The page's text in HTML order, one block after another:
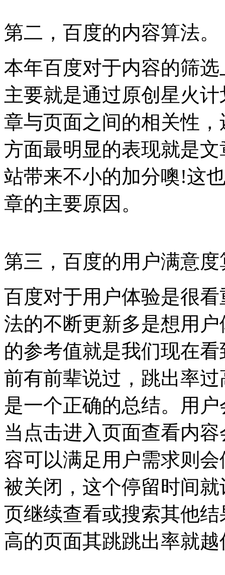
第二，百度的内容算法。
本年百度对于内容的筛
主要就是通过原创星火
章与页面之间的相关性
方面最明显的表现就是
站带来不小的加分噢!这
章的主要原因。
第三，百度的用户满意度
百度对于用户体验是很
法的不断更新多是想用
的参考值就是我们现在
前有前辈说过，跳出率
是一个正确的总结。用
当点击进入页面查看内
容可以满足用户需求则
被关闭，这个停留时间
页继续查看或搜索其他
高的页面其跳跳出率就